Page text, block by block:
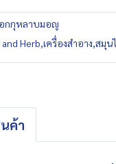
กกุหลาบมอญ
Herb,เครื่องสำอาง,สมุน
ค้า